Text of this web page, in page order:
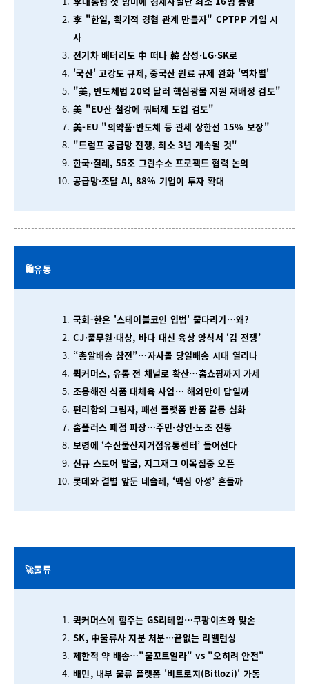
李 "한일, 획기적 경협 관계 만들자" CPTPP 가입 시
사
전기차 배터리도 中 떠나 韓 삼성·LG·SK로
'국산' 고강도 규제, 중국산 원료 규제 완화 '역차별'
"美, 반도체법 20억 달러 핵심광물 지원 재배정 검토"
美 "EU산 철강에 쿼터제 도입 검토"
美-EU "의약품·반도체 등 관세 상한선 15% 보장"
"트럼프 공급망 전쟁, 최소 3년 계속될 것"
한국·칠레, 55조 그린수소 프로젝트 협력 논의
공급망·조달 AI, 88% 기업이 투자 확대
🛍️유통
국회-한은 '스테이블코인 입법' 줄다리기…왜?
CJ·풀무원·대상, 바다 대신 육상 양식서 ‘김 전쟁’
“총알배송 참전”…자사몰 당일배송 시대 열리나
퀵커머스, 유통 전 채널로 확산…홈쇼핑까지 가세
조용해진 식품 대체육 사업… 해외만이 답일까
편리함의 그림자, 패션 플랫폼 반품 갈등 심화
홈플러스 폐점 파장…주민·상인·노조 진통
보령에 ‘수산물산지거점유통센터’ 들어선다
신규 스토어 발굴, 지그재그 이목집중 오픈
롯데와 결별 앞둔 네슬레, ‘맥심 아성’ 흔들까
🚀물류
퀵커머스에 힘주는 GS리테일…쿠팡이츠와 맞손
SK, 中물류사 지분 처분···끝없는 리밸런싱
제한적 약 배송…"물꼬트일라" vs "오히려 안전"
배민, 내부 물류 플랫폼 '비트로지(Bitlozi)' 가동